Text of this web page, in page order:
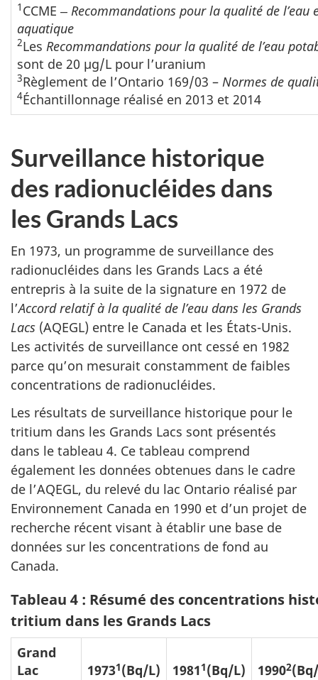
1 CCME ‒ Recommandations pour la qualité de
aquatique
2Les Recommandations pour la qualité de l’eau
sont de 20 µg/L pour l’uranium
3Règlement de l’Ontario 169/03 – Normes de
4Échantillonnage réalisé en 2013 et 2014
Surveillance historique
des radionucléides dans
les Grands Lacs
En 1973, un programme de surveillance des
radionucléides dans les Grands Lacs a été
entrepris à la suite de la signature en 1972 de
l’Accord relatif à la qualité de l’eau dans les Grands
Lacs (AQEGL) entre le Canada et les États-Unis.
Les activités de surveillance ont cessé en 1982
parce qu’on mesurait constamment de faibles
concentrations de radionucléides.
Les résultats de surveillance historique pour le
tritium dans les Grands Lacs sont présentés
dans le tableau 4. Ce tableau comprend
également les données obtenues dans le cadre
de l’AQEGL, du relevé du lac Ontario réalisé par
Environnement Canada en 1990 et d’un projet de
recherche récent visant à établir une base de
données sur les concentrations de fond au
Canada.
Tableau 4 : Résumé des concentrations
tritium dans les Grands Lacs
Grand
Lac
19731(Bq/L) 19811(Bq/L) 19902